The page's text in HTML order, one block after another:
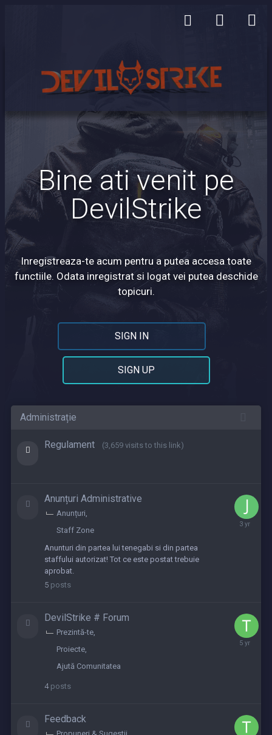
Bine ati venit pe
DevilStrike
Inregistreaza-te acum pentru a putea accesa toate
functiile. Odata inregistrat si logat vei putea deschide
topicuri.
SIGN IN
SIGN UP
Administrație
Regulament (3,659 visits to this link)
Anunțuri Administrative
Anunțuri
Staff Zone
Anunturi din partea lui tenegabi si din partea
staffului autorizat! Tot ce este postat trebuie
aprobat.
5 posts
June
DevilStrike # Forum
Prezintă-te
Proiecte
Ajută Comunitatea
4 posts
December
Feedback